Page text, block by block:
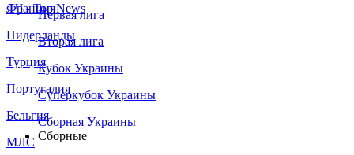
Франция
Нидерланды
Турция
Португалия
Бельгия
МЛС
ЛЧ - Top News
Первая лига
Вторая лига
Кубок Украины
Суперкубок Украины
Сборная Украины
Сборные